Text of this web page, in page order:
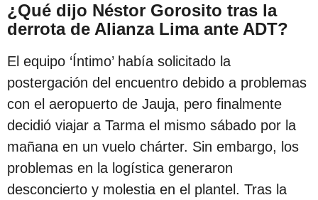
i
a
c
i
ó
n
¿Qué dijo Néstor Gorosito tras la
derrota de Alianza Lima ante ADT?
El equipo ‘Íntimo’ había solicitado la
postergación del encuentro debido a problemas
con el aeropuerto de Jauja, pero finalmente
decidió viajar a Tarma el mismo sábado por la
mañana en un vuelo chárter. Sin embargo, los
problemas en la logística generaron
desconcierto y molestia en el plantel. Tras la